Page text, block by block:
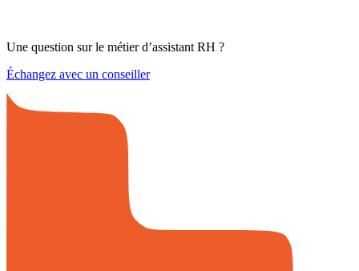
Une question sur le métier d’assistant RH ?
Échangez avec un conseiller